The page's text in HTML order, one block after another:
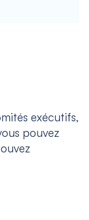
exécutifs,
pouvez